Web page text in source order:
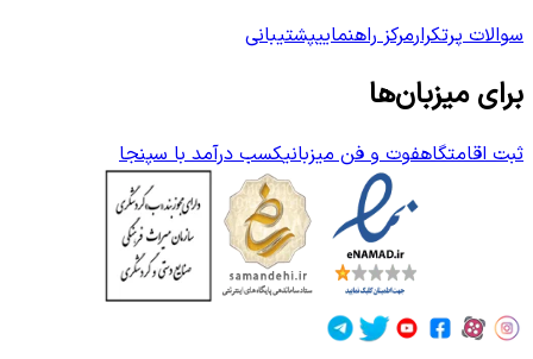
سوالات پرتکرارمرکز راهنماییپشتیبانی
برای میزبان‌ها
ثبت اقامتگاهفوت و فن میزبانیکسب درآمد با سپنجا